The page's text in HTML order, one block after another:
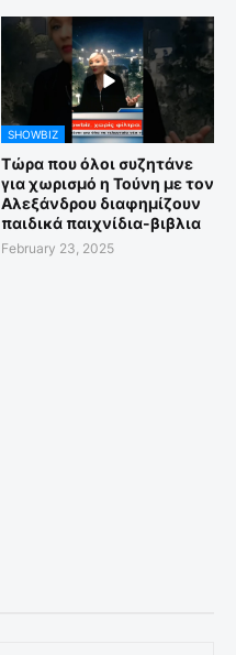
SHOWBIZ
Τώρα που όλοι συζητάνε
για χωρισμό η Τούνη με τον
Αλεξάνδρου διαφημίζουν
παιδικά παιχνίδια-βιβλια
February 23, 2025